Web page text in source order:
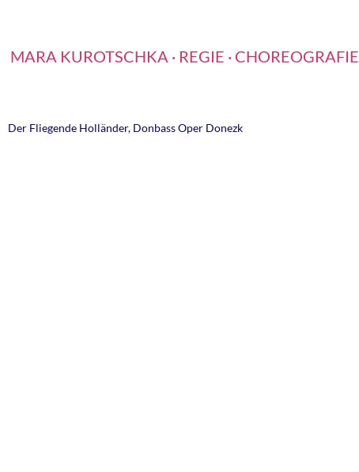
MARA KUROTSCHKA · REGIE · CHOREOGRAFIE
Der Fliegende Holländer, Donbass Oper Donezk